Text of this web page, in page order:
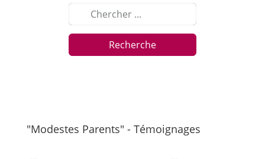
Recherche
"Modestes Parents" - Témoignages